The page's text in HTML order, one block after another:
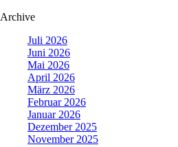
Archive
Juli 2026
Juni 2026
Mai 2026
April 2026
März 2026
Februar 2026
Januar 2026
Dezember 2025
November 2025